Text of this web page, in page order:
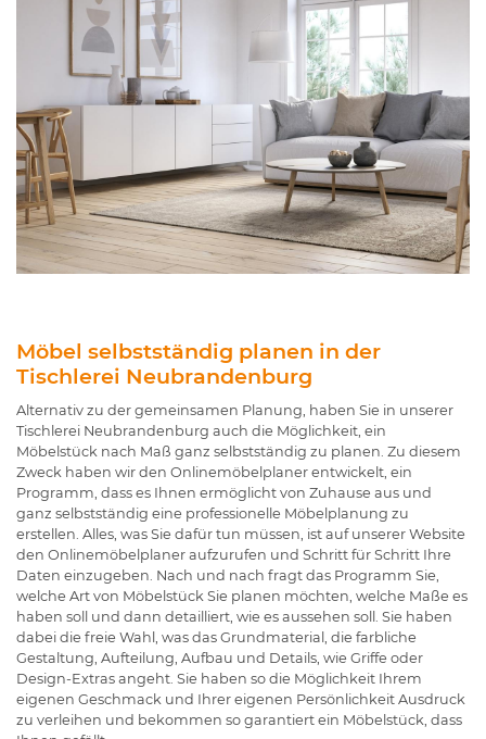
Möbel selbstständig planen in der
Tischlerei Neubrandenburg
Alternativ zu der gemeinsamen Planung, haben Sie in unserer
Tischlerei Neubrandenburg auch die Möglichkeit, ein
Möbelstück nach Maß ganz selbstständig zu planen. Zu diesem
Zweck haben wir den Onlinemöbelplaner entwickelt, ein
Programm, dass es Ihnen ermöglicht von Zuhause aus und
ganz selbstständig eine professionelle Möbelplanung zu
erstellen. Alles, was Sie dafür tun müssen, ist auf unserer Website
den Onlinemöbelplaner aufzurufen und Schritt für Schritt Ihre
Daten einzugeben. Nach und nach fragt das Programm Sie,
welche Art von Möbelstück Sie planen möchten, welche Maße es
haben soll und dann detailliert, wie es aussehen soll. Sie haben
dabei die freie Wahl, was das Grundmaterial, die farbliche
Gestaltung, Aufteilung, Aufbau und Details, wie Griffe oder
Design-Extras angeht. Sie haben so die Möglichkeit Ihrem
eigenen Geschmack und Ihrer eigenen Persönlichkeit Ausdruck
zu verleihen und bekommen so garantiert ein Möbelstück, dass